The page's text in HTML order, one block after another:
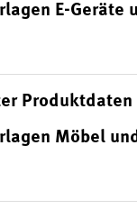
E-Geräte
Produktdaten
Möbel